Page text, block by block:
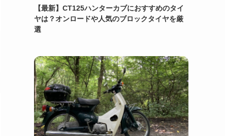
【最新】CT125ハンターカブにおすすめのタイ
ヤは？オンロードや人気のブロックタイヤを厳
選